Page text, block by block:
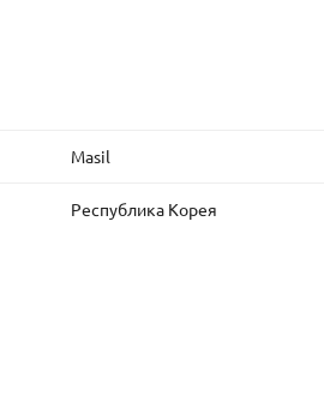
Masil
Республика Корея